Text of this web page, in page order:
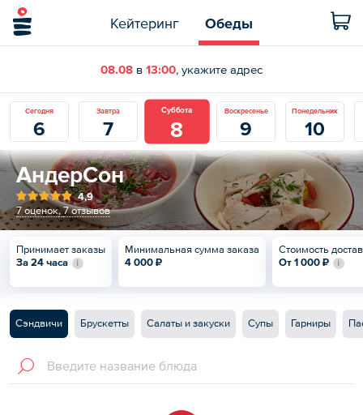
Кейтеринг Обеды
08.08 в 13:00, укажите адрес
Сегодня
6
Завтра
7
Суббота
8
Воскресенье
9
Понедельник
10
АндерСон
4,9
7 оценок,7 отзывов
Принимает заказы
За 24 часа
Минимальная сумма заказа
4 000 ₽
Стоимость
От 1 000 ₽
Сэндвичи Брускетты Салаты и закуски Супы Гарниры